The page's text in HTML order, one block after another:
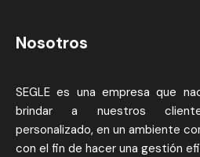
Nosotros
SEGLE es una empresa que
brindar a nuestros
personalizado, en un ambiente
con el fin de hacer una gestión